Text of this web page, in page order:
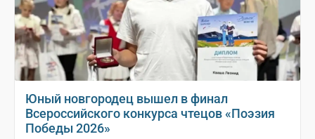
Юный новгородец вышел в финал
Всероссийского конкурса чтецов «Поэзия
Победы 2026»